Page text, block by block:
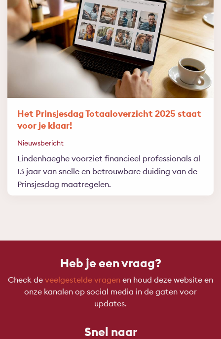
Het Prinsjesdag Totaaloverzicht 2025 staat
voor je klaar!
Nieuwsbericht
Lindenhaeghe voorziet financieel professionals al
13 jaar van snelle en betrouwbare duiding van de
Prinsjesdag maatregelen.
Heb je een vraag?
Check de veelgestelde vragen en houd deze website en
onze kanalen op social media in de gaten voor
updates.
Snel naar